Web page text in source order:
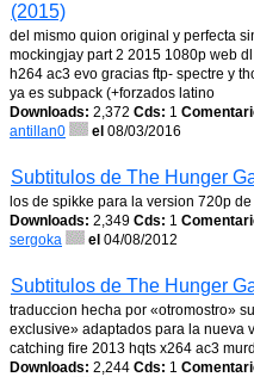
(2015)
del mismo quion original y perfecta
mockingjay part 2 2015 1080p web
h264 ac3 evo gracias ftp- spectre y
ya es subpack (+forzados latino
Downloads: 2,372 Cds: 1
antillan0
el 08/03/2016
Subtitulos de The Hunger
los de spikke para la version 720p
Downloads: 2,349 Cds: 1
sergoka
el 04/08/2012
Subtitulos de The Hunger
traduccion hecha por «otromostro»
exclusive» adaptados para la nueva
catching fire 2013 hqts x264 ac3
Downloads: 2,244 Cds: 1